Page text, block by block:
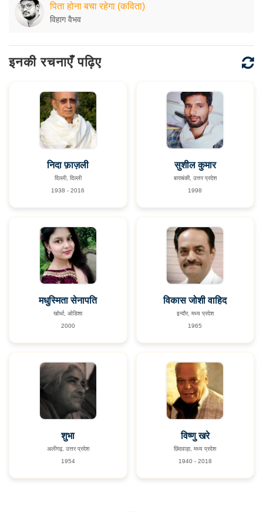
पिता होना बचा रहेगा (कविता)
विहाग वैभव
इनकी रचनाएँ पढ़िए
निदा फ़ाज़ली
दिल्ली, दिल्ली
1938 - 2016
सुशील कुमार
बाराबंकी, उत्तर प्रदेश
1998
मधुस्मिता सेनापति
खोर्धा, ओडिशा
2000
विकास जोशी वाहिद
इन्दौर, मध्य प्रदेश
1965
शुभा
अलीगढ़, उत्तर प्रदेश
1954
विष्णु खरे
छिंदवाड़ा, मध्य प्रदेश
1940 - 2018